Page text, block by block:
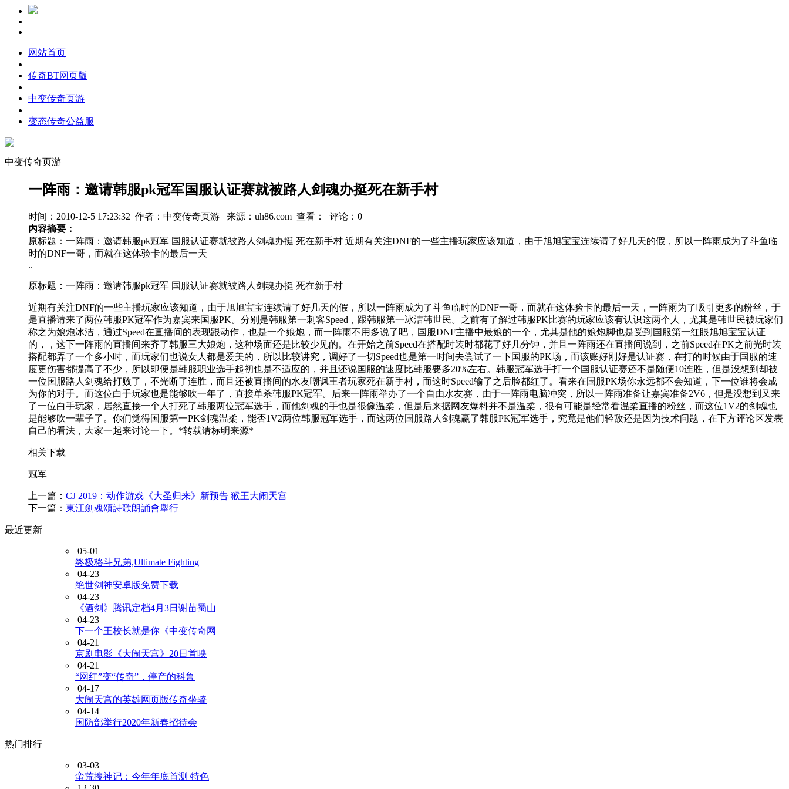
网站首页
传奇BT网页版
中变传奇页游
变态传奇公益服
中变传奇页游
一阵雨：邀请韩服pk冠军国服认证赛就被路人剑魂办挺死在新手村
时间：2010-12-5 17:23:32 作者：中变传奇页游 来源：uh86.com 查看：
评论：0
内容摘要：
原标题：一阵雨：邀请韩服pk冠军 国服认证赛就被路人剑魂办挺 死在新手村 近期有关注DNF的一些主播玩家应该知道，由于旭旭宝宝连续请了好几天的假，所以一阵雨成为了斗鱼临
时的DNF一哥，而就在这体验卡的最后一天
..
原标题：一阵雨：邀请韩服pk冠军 国服认证赛就被路人剑魂办挺 死在新手村
近期有关注DNF的一些主播玩家应该知道，由于旭旭宝宝连续请了好几天的假，所以一阵雨成为了斗鱼临时的DNF一哥，而就在这体验卡的最后一天，一阵雨为了吸引更多的粉丝，于
是直播请来了两位韩服PK冠军作为嘉宾来国服PK。分别是韩服第一刺客Speed，跟韩服第一冰洁韩世民。之前有了解过韩服PK比赛的玩家应该有认识这两个人，尤其是韩世民被玩家们
称之为娘炮冰洁，通过Speed在直播间的表现跟动作，也是一个娘炮，而一阵雨不用多说了吧，国服DNF主播中最娘的一个，尤其是他的娘炮脚也是受到国服第一红眼旭旭宝宝认证
的，，这下一阵雨的直播间来齐了韩服三大娘炮，这种场面还是比较少见的。在开始之前Speed在搭配时装时都花了好几分钟，并且一阵雨还在直播间说到，之前Speed在PK之前光时装
搭配都弄了一个多小时，而玩家们也说女人都是爱美的，所以比较讲究，调好了一切Speed也是第一时间去尝试了一下国服的PK场，而该账好刚好是认证赛，在打的时候由于国服的速
度更伤害都提高了不少，所以即便是韩服职业选手起初也是不适应的，并且还说国服的速度比韩服要多20%左右。韩服冠军选手打一个国服认证赛还不是随便10连胜，但是没想到却被
一位国服路人剑魂给打败了，不光断了连胜，而且还被直播间的水友嘲讽王者玩家死在新手村，而这时Speed输了之后脸都红了。看来在国服PK场你永远都不会知道，下一位谁将会成
为你的对手。而这位白手玩家也是能够吹一年了，直接单杀韩服PK冠军。后来一阵雨举办了一个自由水友赛，由于一阵雨电脑冲突，所以一阵雨准备让嘉宾准备2V6，但是没想到又来
了一位白手玩家，居然直接一个人打死了韩服两位冠军选手，而他剑魂的手也是很像温柔，但是后来据网友爆料并不是温柔，很有可能是经常看温柔直播的粉丝，而这位1V2的剑魂也
是能够吹一辈子了。你们觉得国服第一PK剑魂温柔，能否1V2两位韩服冠军选手，而这两位国服路人剑魂赢了韩服PK冠军选手，究竟是他们轻敌还是因为技术问题，在下方评论区发表
自己的看法，大家一起来讨论一下。*转载请标明来源*
相关下载
冠军
上一篇： CJ 2019：动作游戏《大圣归来》新预告 猴王大闹天宫
下一篇： 東江劍魂頌詩歌朗誦會舉行
最近更新
05-01
终极格斗兄弟,Ultimate Fighting
04-23
绝世剑神安卓版免费下载
04-23
《酒剑》腾讯定档4月3日谢苗蜀山
04-23
下一个王校长就是你《中变传奇网
04-21
京剧电影《大闹天宫》20日首映
04-21
“网红”变“传奇”，停产的科鲁
04-17
大闹天宫的英雄网页版传奇坐骑
04-14
国防部举行2020年新春招待会
热门排行
03-03
蛮荒搜神记：今年年底首测 特色